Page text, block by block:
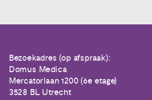
Bezoekadres (op afspraak):
Domus Medica
Mercatorlaan 1200 (6e etage)
3528 BL Utrecht